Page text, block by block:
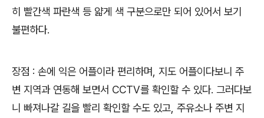
히 빨간색 파란색 등 얇게 색 구분으로만 되어 있어서 보기
불편하다.
장점 : 손에 익은 어플이라 편리하며 지도 어플이다보니 주
변 지역과 연동해 보면서 CCTV를 확인할 수 있다. 그러다보
니 빠져나갈 길을 빨리 확인할 수도 있고 주유소나 주변 지